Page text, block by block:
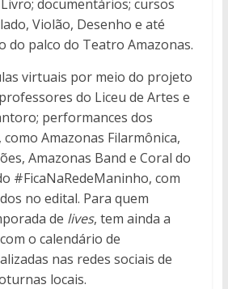
documentários; cursos
Violão, Desenho e até
do palco do Teatro Amazonas.
virtuais por meio do projeto
do Liceu de Artes e
performances dos
Amazonas Filarmônica,
Amazonas Band e Coral do
#FicaNaRedeManinho, com
no edital. Para quem
de lives, tem ainda a
o calendário de
nas redes sociais de
locais.